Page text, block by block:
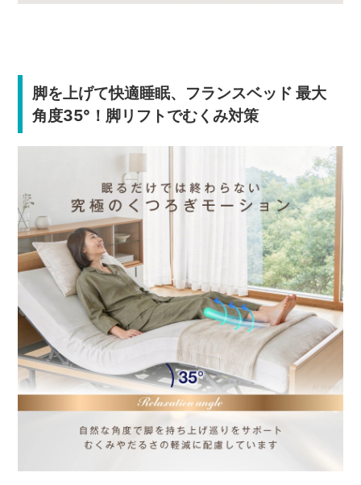
脚を上げて快適睡眠、フランスベッド 最大
角度35°！脚リフトでむくみ対策